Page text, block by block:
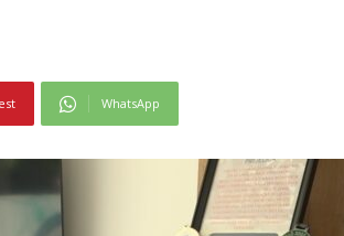
WhatsApp